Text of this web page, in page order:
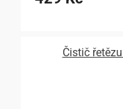
Čistič